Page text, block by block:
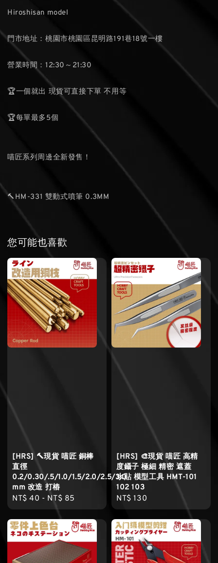
Hiroshisan model
門市地址：桃園市桃園區昆明路191巷18號一樓
營業時間：12:30～21:30
🏆一個就出 現貨可直接下單 不用等
🏆每單最多5個
喵匠系列周邊全新發售！
🔨HM-331 雙動式噴筆 0.3MM
您可能也喜歡
[HRS] 🔨現貨 喵匠 銅棒
直徑
0.2/0.30/.5/1.0/1.5/2.0/2.5/3.0
mm 改造 打樁
Regular
price
NT$ 40 - NT$ 85
[HRS] 🎨現貨 喵匠 高精
度鑷子 極細 精密 遮蓋
水貼 模型工具 HMT-101
102 103
Regular
price
NT$ 130